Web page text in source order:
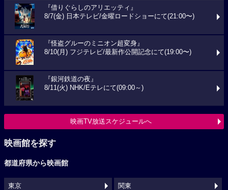
『借りぐらしのアリエッティ』
8/7(金) 日本テレビ/金曜ロードショーにて(21:00〜)
『怪盗グルーのミニオン超変身』
8/10(月) フジテレビ/最新作公開記念にて(19:00〜)
『銀河鉄道の夜』
8/11(火) NHK/Eテレにて(09:00～)
映画TV放送スケジュールへ
映画館を探す
都道府県から映画館
東京 関東